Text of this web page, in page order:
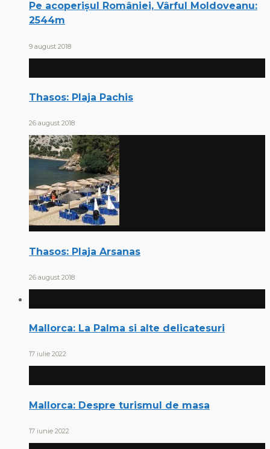
Pe acoperișul României, Vârful Moldoveanu:
2544m
9 august 2018
Thasos: Plaja Pachis
26 august 2018
Thasos: Plaja Arsanas
26 august 2018
Mallorca: La Palma si alte delicatesuri
17 iulie 2022
Mallorca: Despre turismul de masa
17 iunie 2022